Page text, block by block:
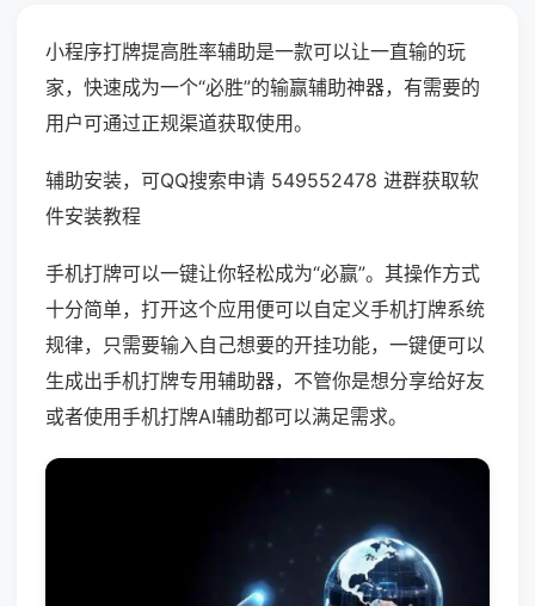
小程序打牌提高胜率辅助是一款可以让一直输的玩
家，快速成为一个“必胜”的输赢辅助神器，有需要的
用户可通过正规渠道获取使用。
辅助安装，可QQ搜索申请 549552478 进群获取软
件安装教程
手机打牌可以一键让你轻松成为“必赢”。其操作方式
十分简单，打开这个应用便可以自定义手机打牌系统
规律，只需要输入自己想要的开挂功能，一键便可以
生成出手机打牌专用辅助器，不管你是想分享给好友
或者使用手机打牌AI辅助都可以满足需求。